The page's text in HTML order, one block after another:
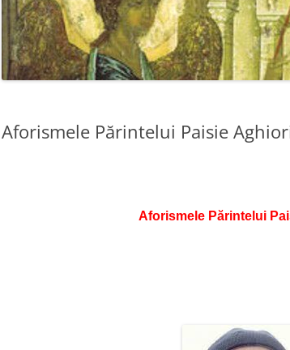
Aforismele Părintelui Paisie
Aforismele Părintelui